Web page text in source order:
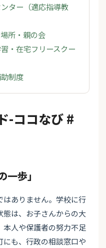
ター（適応指導教
所・親の会
・在宅フリースクー
制度
-ココなび #
歩」
ありません。学校に行
態は、お子さんからの大
人や保護者の努力不足
も、行政の相談窓口や